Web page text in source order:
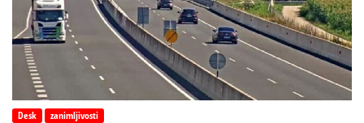
Desk zanimljivosti